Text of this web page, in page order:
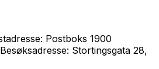
Postboks 1900
Stortingsgata 28,